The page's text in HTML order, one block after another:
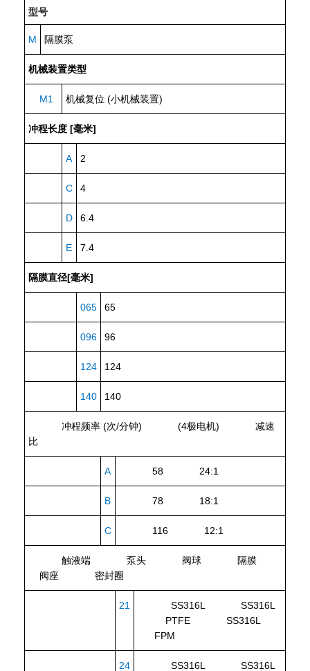
型号
M 隔膜泵
机械装置类型
M1 机械复位 (小机械装置)
冲程长度 [毫米]
A 2
C 4
D 6.4
E 7.4
隔膜直径[毫米]
065 65
096 96
124 124
140 140
冲程频率 (次/分钟) (4极电机)
减速
比
A 58 24:1
B 78 18:1
C 116 12:1
触液端 泵头 阀球
隔膜
阀座
密封圈
21
SS316L SS316L
PTFE SS316L
FPM
24 SS316L SS316L